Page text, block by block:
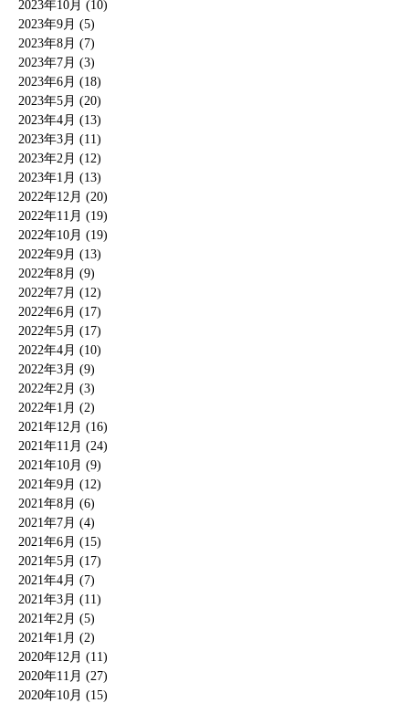
2023年10月 (10)
2023年9月 (5)
2023年8月 (7)
2023年7月 (3)
2023年6月 (18)
2023年5月 (20)
2023年4月 (13)
2023年3月 (11)
2023年2月 (12)
2023年1月 (13)
2022年12月 (20)
2022年11月 (19)
2022年10月 (19)
2022年9月 (13)
2022年8月 (9)
2022年7月 (12)
2022年6月 (17)
2022年5月 (17)
2022年4月 (10)
2022年3月 (9)
2022年2月 (3)
2022年1月 (2)
2021年12月 (16)
2021年11月 (24)
2021年10月 (9)
2021年9月 (12)
2021年8月 (6)
2021年7月 (4)
2021年6月 (15)
2021年5月 (17)
2021年4月 (7)
2021年3月 (11)
2021年2月 (5)
2021年1月 (2)
2020年12月 (11)
2020年11月 (27)
2020年10月 (15)